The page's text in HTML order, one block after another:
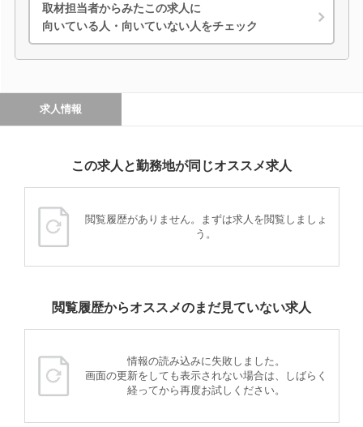
取材担当者からみたこの求人に
向いている人・向いていない人をチェック
求人情報
この求人と勤務地が同じオススメ求人
閲覧履歴がありません。まずは求人を閲覧しましょ
う。
閲覧履歴からオススメのまだ見ていない求人
情報の読み込みに失敗しました。
画面の更新をしても表示されない場合は、しばらく
経ってから再度お試しください。